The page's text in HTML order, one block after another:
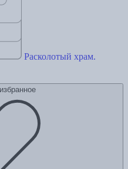
Расколотый храм.